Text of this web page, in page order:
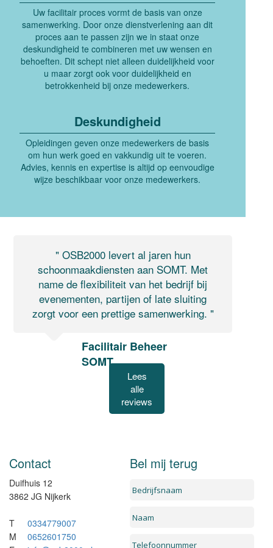
Uw facilitair proces vormt de basis van onze
samenwerking. Door onze dienstverlening aan dit
proces aan te passen zijn we in staat onze
deskundigheid te combineren met uw wensen en
behoeften. Dit schept niet alleen duidelijkheid voor
u maar zorgt ook voor duidelijkheid en
betrokkenheid bij onze medewerkers.
Deskundigheid
Opleidingen geven onze medewerkers de basis
om hun werk goed en vakkundig uit te voeren.
Advies, kennis en expertise is altijd op eenvoudige
wijze beschikbaar voor onze medewerkers.
" OSB2000 levert al jaren hun
schoonmaakdiensten aan SOMT. Met
name de flexibiliteit van het bedrijf bij
evenementen, partijen of late sluiting
zorgt voor een prettige samenwerking. "
Facilitair Beheer
SOMT
Lees
alle
reviews
Contact
Duifhuis 12
3862 JG Nijkerk
T
0334779007
M
0652601750
Bel mij terug